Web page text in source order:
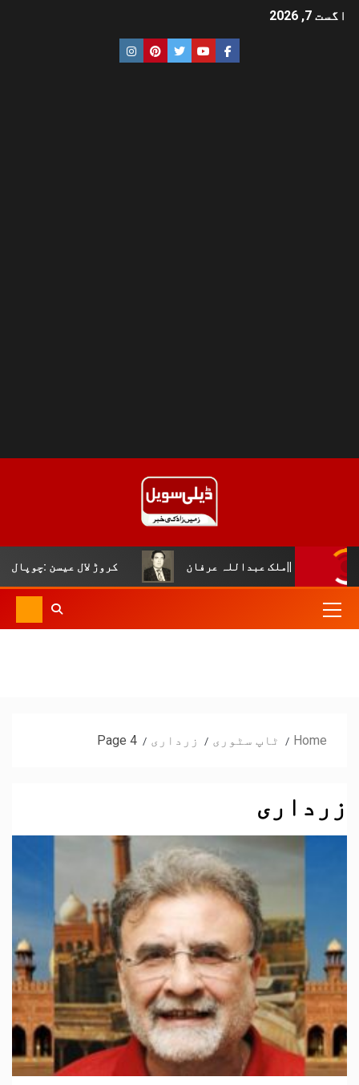
اگست 7, 2026
کروڑ لال عیسن :چوپال کلچرل اینڈ لٹریری عرفان
Home ٹاپ سٹوری زرداری Page 4
زرداری